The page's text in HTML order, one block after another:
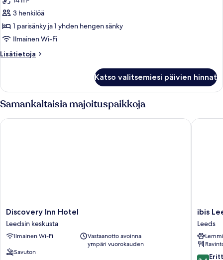
huonetyypin
Kahden
hengen
standard-
huone
(kaksi
kuvat
3 henkilöä
1 parisänky ja 1 yhden hengen sänky
Ilmainen Wi-Fi
Lisätietoja
Lisätietoja
standard-
huone
(kaksi
sänkyä)
Katso valitsemiesi päivien hinnat
Samankaltaisia majoituspaikkoja
Discovery
Inn
Hotel
Leedsin
keskusta
Discovery Inn Hotel
Leedsin keskusta
Ilmainen Wi-Fi
Vastaanotto avoinna
ympäri vuorokauden
Savuton
Discovery Inn Hotel
ibis
Leeds
Centre
Street
Leeds
ibis
Leeds
8.4
ibis